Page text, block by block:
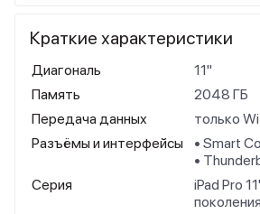
Краткие характеристики
Диагональ
11"
Память
2048 ГБ
Передача данных
только
Разъёмы и интерфейсы
• Smart
•
Серия
iPad Pro